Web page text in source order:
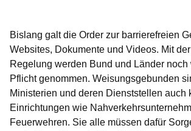
Bislang galt die Order zur barrierefreien
Websites, Dokumente und Videos. Mit
Regelung werden Bund und Länder noch
Pflicht genommen. Weisungsgebunden
Ministerien und deren Dienststellen auch
Einrichtungen wie
Feuerwehren. Sie alle müssen dafür